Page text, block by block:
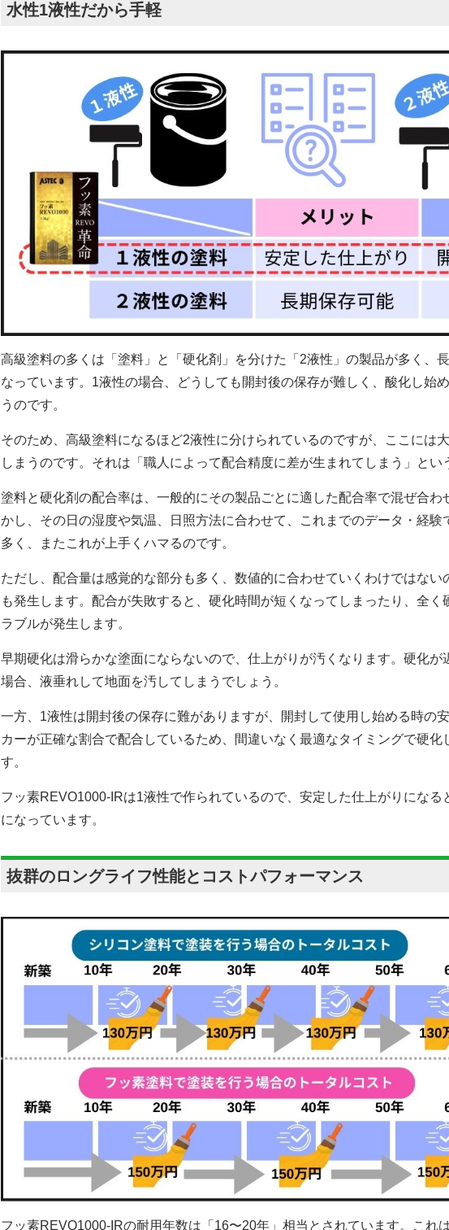
水性1液性だから手軽
高級塗料の多くは「塗料」と「硬化剤」を分けた「2液性」の製品が多く、
なっています。1液性の場合、どうしても開封後の保存が難しく、酸化し始
うのです。
そのため、高級塗料になるほど2液性に分けられているのですが、ここには
しまうのです。それは「職人によって配合精度に差が生まれてしまう」とい
塗料と硬化剤の配合率は、一般的にその製品ごとに適した配合率で混ぜ合わ
かし、その日の湿度や気温、日照方法に合わせて、これまでのデータ・経験
多く、またこれが上手くハマるのです。
ただし、配合量は感覚的な部分も多く、数値的に合わせていくわけではない
も発生します。配合が失敗すると、硬化時間が短くなってしまったり、全く
ラブルが発生します。
早期硬化は滑らかな塗面にならないので、仕上がりが汚くなります。硬化が
場合、液垂れして地面を汚してしまうでしょう。
一方、1液性は開封後の保存に難がありますが、開封して使用し始める時の
カーが正確な割合で配合しているため、間違いなく最適なタイミングで硬化
す。
フッ素REVO1000-IRは1液性で作られているので、安定した仕上がりになる
になっています。
抜群のロングライフ性能とコストパフォーマンス
フッ素REVO1000-IRの耐用年数は「16〜20年」相当とされています。これ